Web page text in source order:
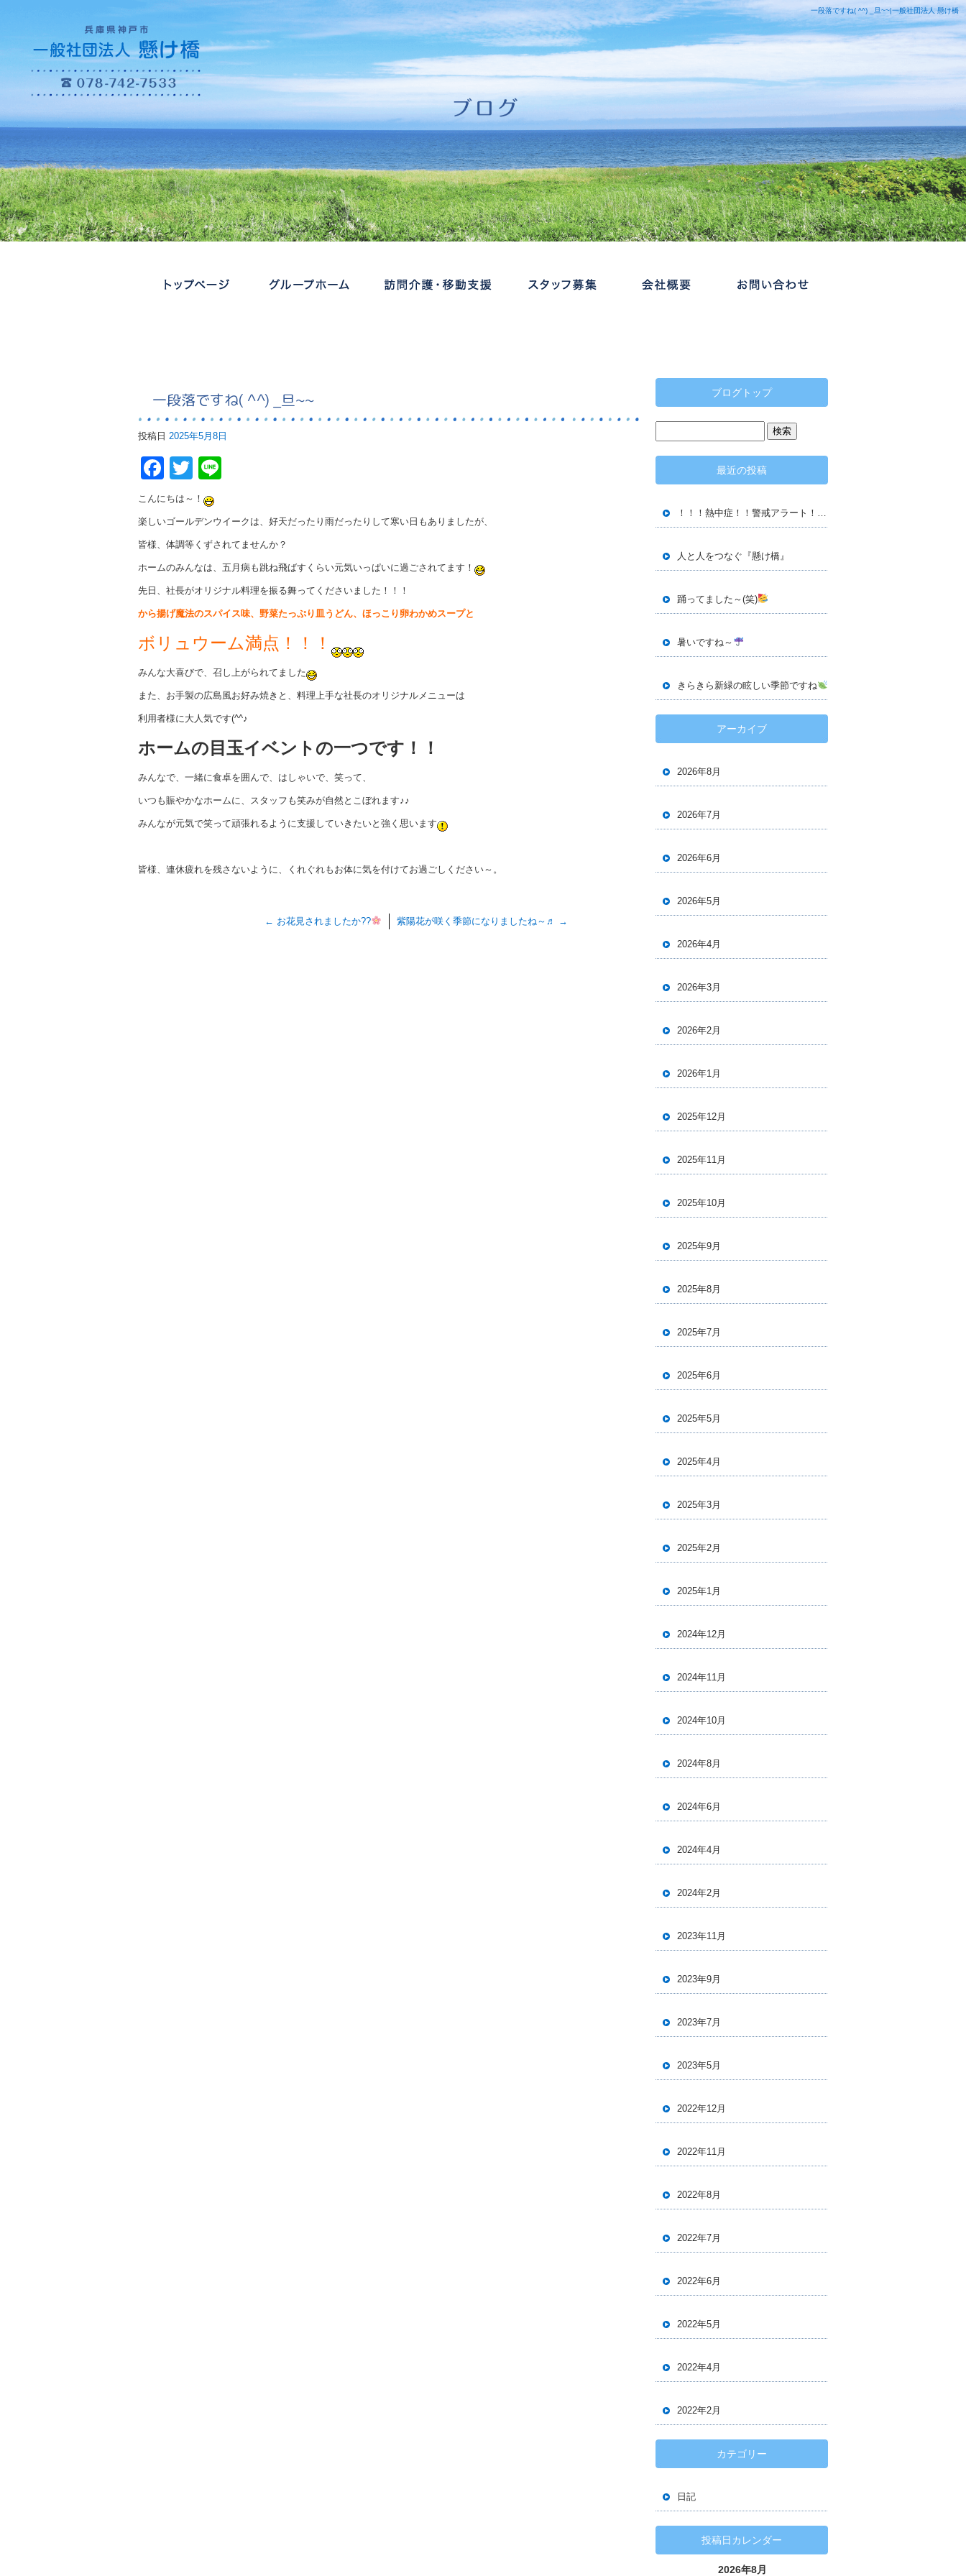
一段落ですね( ^^) _旦~~|一般社団法人 懸け橋
一段落ですね( ^^) _旦~~
投稿日 2025年5月8日
Facebook
Twitter
こんにちは～！
楽しいゴールデンウイークは、好天だったり雨だったりして寒い日もありましたが、
皆様、体調等くずされてませんか？
ホームのみんなは、五月病も跳ね飛ばすくらい元気いっぱいに過ごされてます！
先日、社長がオリジナル料理を振る舞ってくださいました！！！
から揚げ魔法のスパイス味、野菜たっぷり皿うどん、ほっこり卵わかめスープと
ボリュウーム満点！！！
みんな大喜びで、召し上がられてました
また、お手製の広島風お好み焼きと、料理上手な社長のオリジナルメニューは
利用者様に大人気です(^^♪
ホームの目玉イベントの一つです！！
みんなで、一緒に食卓を囲んで、はしゃいで、笑って、
いつも賑やかなホームに、スタッフも笑みが自然とこぼれます♪♪
みんなが元気で笑って頑張れるように支援していきたいと強く思います
皆様、連休疲れを残さないように、くれぐれもお体に気を付けてお過ごしください～。
← お花見されましたか?? 紫陽花が咲く季節になりましたね～♬ →
ブログトップ
最近の投稿
！！！熱中症！！警戒アラート！！！
人と人をつなぐ『懸け橋』
踊ってました～(笑)
暑いですね～
きらきら新緑の眩しい季節ですね
アーカイブ
2026年8月
2026年7月
2026年6月
2026年5月
2026年4月
2026年3月
2026年2月
2026年1月
2025年12月
2025年11月
2025年10月
2025年9月
2025年8月
2025年7月
2025年6月
2025年5月
2025年4月
2025年3月
2025年2月
2025年1月
2024年12月
2024年11月
2024年10月
2024年8月
2024年6月
2024年4月
2024年2月
2023年11月
2023年9月
2023年7月
2023年5月
2022年12月
2022年11月
2022年8月
2022年7月
2022年6月
2022年5月
2022年4月
2022年2月
カテゴリー
日記
投稿日カレンダー
2026年8月